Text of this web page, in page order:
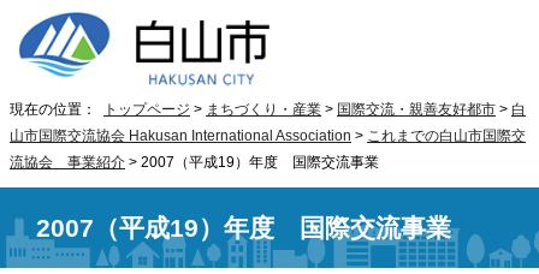
現在の位置： トップページ > まちづくり・産業 > 国際交流・親善友好都市 > 白
山市国際交流協会 Hakusan International Association > これまでの白山市国際交
流協会 事業紹介 > 2007（平成19）年度 国際交流事業
2007（平成19）年度 国際交流事業